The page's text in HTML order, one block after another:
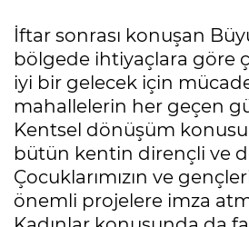
İftar sonrası konuşan
bölgede ihtiyaçlara göre
iyi bir gelecek için
mahallelerin her geçen
Kentsel dönüşüm
bütün kentin dirençli ve
Çocuklarımızın ve
önemli projelere imza